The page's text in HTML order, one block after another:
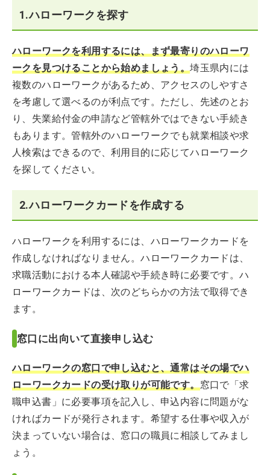
1.ハローワークを探す
ハローワークを利用するには、まず最寄りのハローワ
ークを見つけることから始めましょう。埼玉県内には
複数のハローワークがあるため、アクセスのしやすさ
を考慮して選べるのが利点です。ただし、先述のとお
り、失業給付金の申請など管轄外ではできない手続き
もあります。管轄外のハローワークでも就業相談や求
人検索はできるので、利用目的に応じてハローワーク
を探してください。
2.ハローワークカードを作成する
ハローワークを利用するには、ハローワークカードを
作成しなければなりません。ハローワークカードは、
求職活動における本人確認や手続き時に必要です。ハ
ローワークカードは、次のどちらかの方法で取得でき
ます。
窓口に出向いて直接申し込む
ハローワークの窓口で申し込むと、通常はその場でハ
ローワークカードの受け取りが可能です。窓口で「求
職申込書」に必要事項を記入し、申込内容に問題がな
ければカードが発行されます。希望する仕事や収入が
決まっていない場合は、窓口の職員に相談してみまし
ょう。